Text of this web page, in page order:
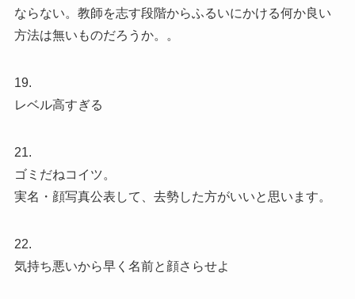
ならない。教師を志す段階からふるいにかける何か良い
方法は無いものだろうか。。
19.
レベル高すぎる
21.
ゴミだねコイツ。
実名・顔写真公表して、去勢した方がいいと思います。
22.
気持ち悪いから早く名前と顔さらせよ